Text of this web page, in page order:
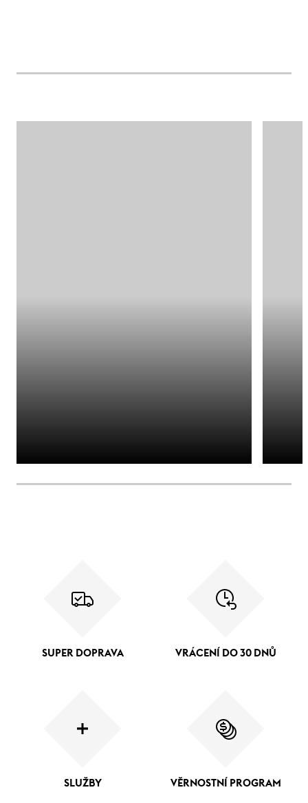
SUPER DOPRAVA VRÁCENÍ DO 30 DNŮ
SLUŽBY VĚRNOSTNÍ PROGRAM